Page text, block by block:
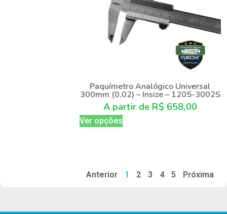
Paquímetro Analógico Universal
300mm (0,02) – Insize – 1205-3002S
A partir de R$ 658,00
Ver opções
Anterior 1 2 3 4 5 Próxima